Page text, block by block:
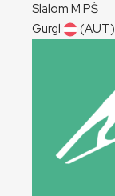
Slalom M PŚ
Gurgl
(AUT)